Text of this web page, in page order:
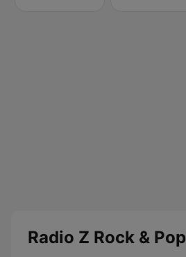
Radio Z Rock & Pop